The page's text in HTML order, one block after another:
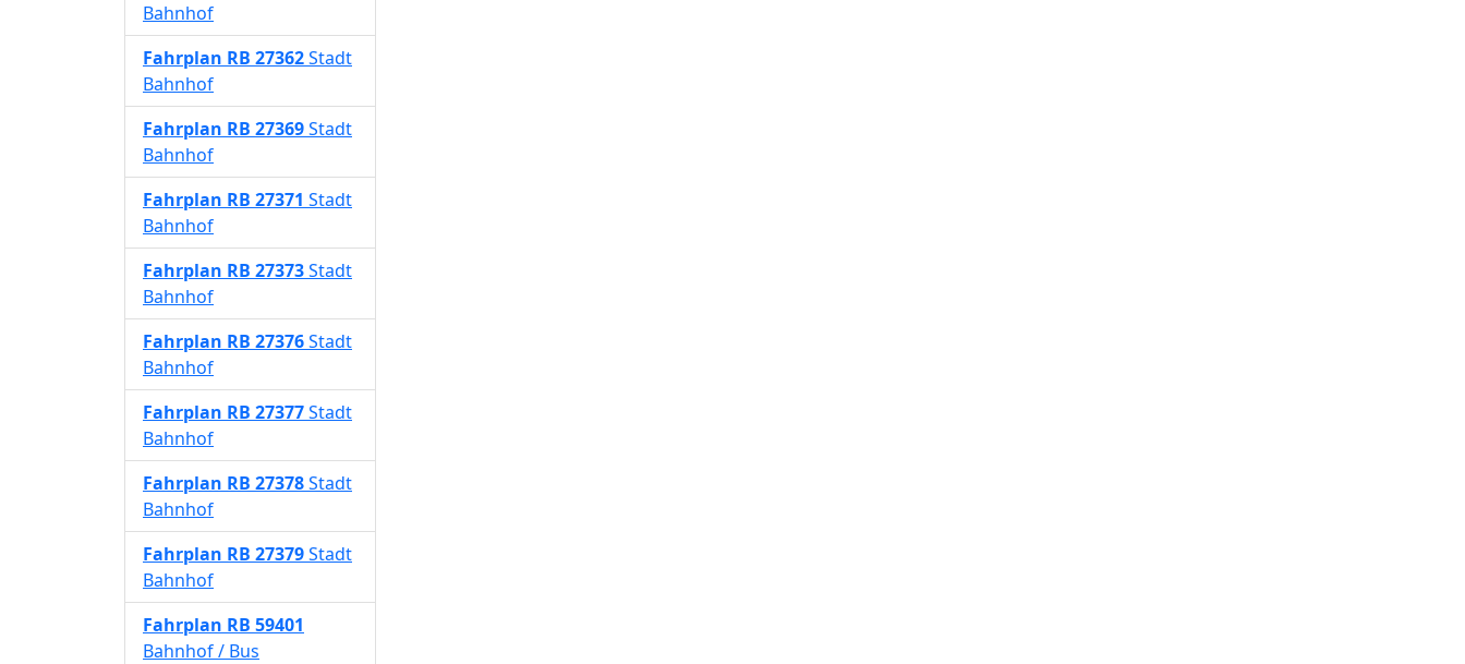
Bahnhof
Fahrplan RB 27362Stadt
Bahnhof
Fahrplan RB 27369Stadt
Bahnhof
Fahrplan RB 27371 Stadt
Bahnhof
Fahrplan RB 27373Stadt
Bahnhof
Fahrplan RB 27376Stadt
Bahnhof
Fahrplan RB 27377Stadt
Bahnhof
Fahrplan RB 27378Stadt
Bahnhof
Fahrplan RB 27379Stadt
Bahnhof
Fahrplan RB 59401
Bahnhof / Bus